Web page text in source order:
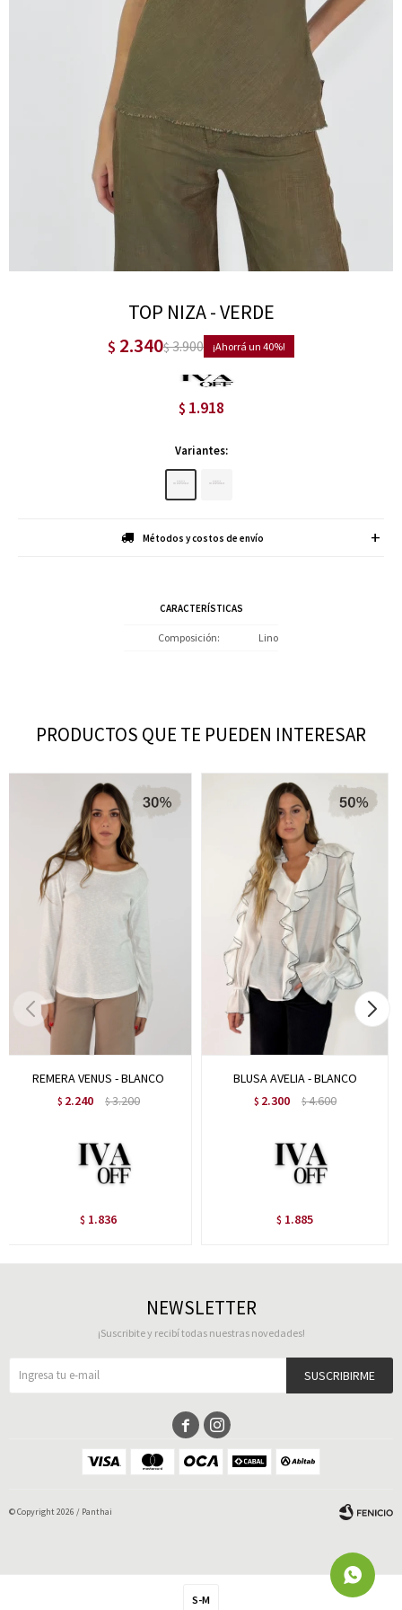
TOP NIZA - VERDE
$ 2.340$3.900 40
$ 1.918
Variantes:
S-M
Métodos y costos de envío
CARACTERÍSTICAS
Composición Lino
PRODUCTOS QUE TE PUEDEN INTERESAR
REMERA VENUS - BLANCO
$ 2.240 $3.200
$ 1.836
BLUSA AVELIA - BLANCO
$ 2.300 $4.600
$ 1.885
NEWSLETTER
¡Suscribite y recibí todas nuestras novedades!
SUSCRIBIRME
 
© Copyright 2026 / Panthai